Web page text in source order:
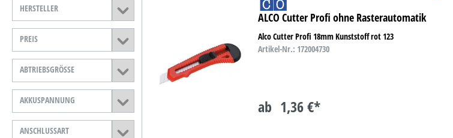
Lager- &
Betriebsausstattung
B-Ware
D-Ware
HERSTELLER
PREIS
ABTRIEBSGRÖSSE
AKKUSPANNUNG
ANSCHLUSSART
ALCO Cutter Profi ohne Rasterautomatik
Alco Cutter Profi 18mm Kunststoff rot 123
Artikel-Nr.: 172004730
ab 1,36 €*